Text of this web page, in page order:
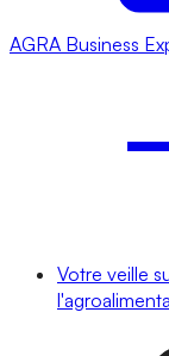
AGRA Business
Votre veille